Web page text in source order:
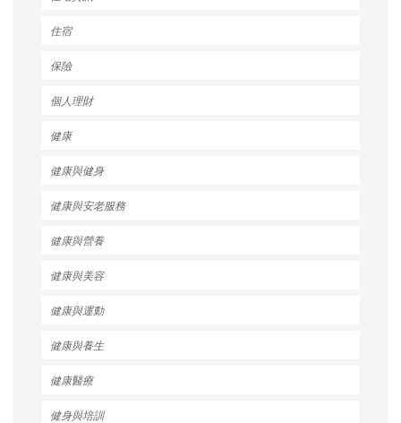
住宿
保險
個人理財
健康
健康與健身
健康與安老服務
健康與營養
健康與美容
健康與運動
健康與養生
健康醫療
健身與培訓